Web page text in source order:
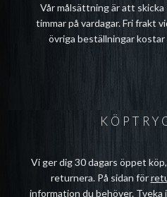
Vår målsättning är att
timmar på vardagar. Fri frakt
övriga beställningar
Vi ger dig 30 dagars öppet
returnera. På sidan för
information du behöver.